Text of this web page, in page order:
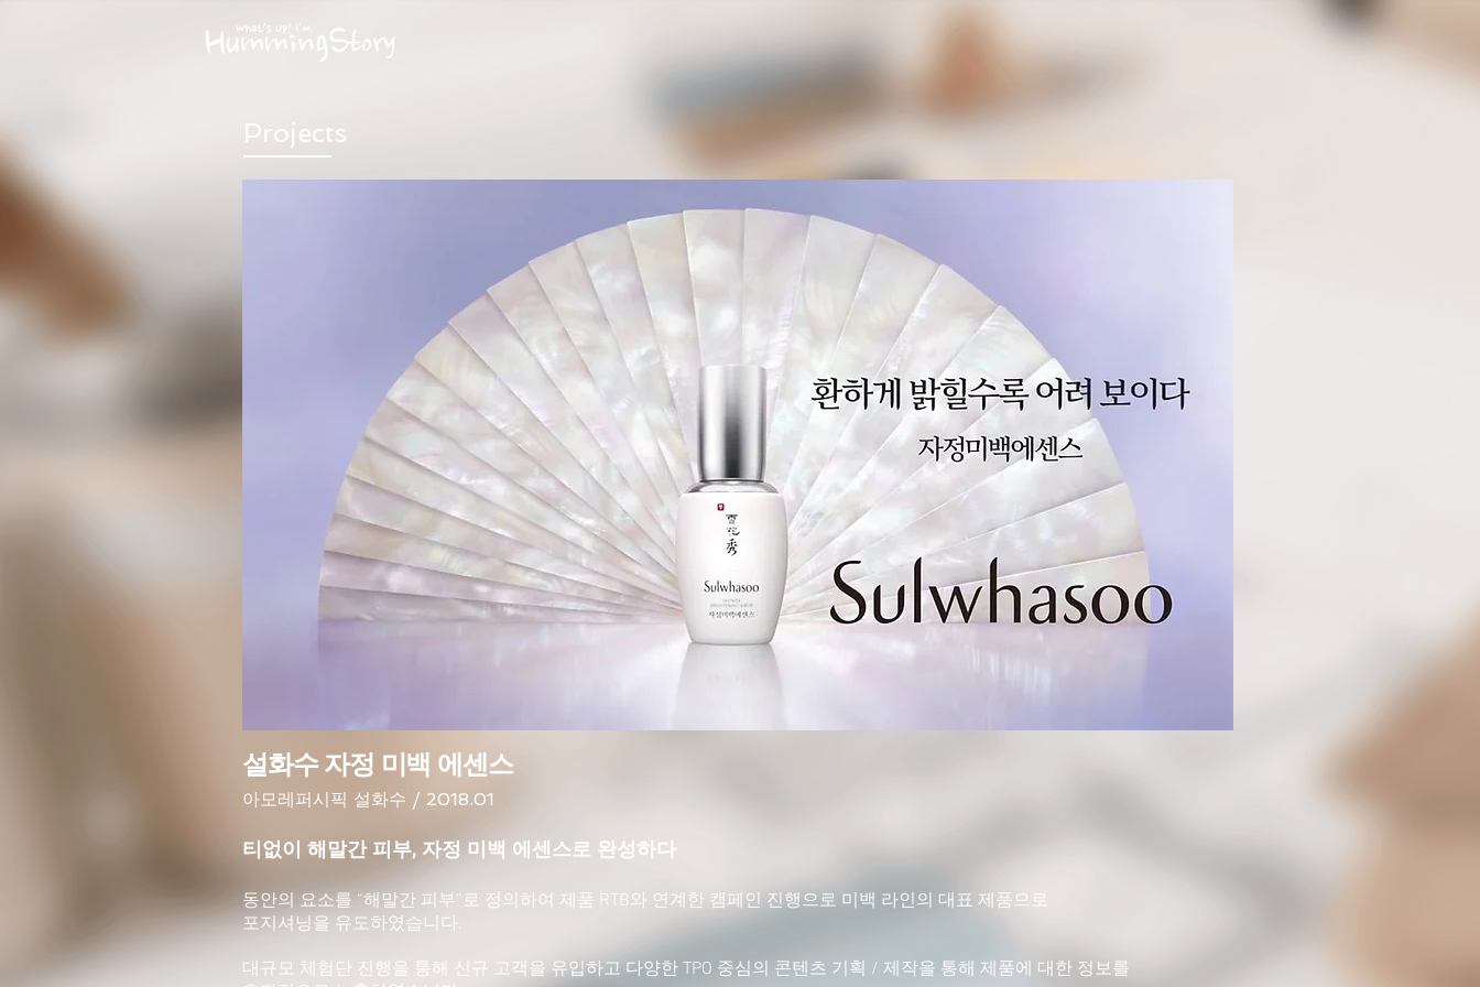
Projects
설화수 자정 미백 에센스
아모레퍼시픽 설화수 / 2018.01
티없이 해말간 피부, 자정 미백 에센스로 완성하다
동안의 요소를 “해말간 피부”로 정의하여 제품 RTB와 연계한 캠페인 진행으로 미백 라인의 대표 제품으로
포지셔닝을 유도하였습니다.
대규모 체험단 진행을 통해 신규 고객을 유입하고 다양한 TPO 중심의 콘텐츠 기획 / 제작을 통해 제품에 대한 정보를